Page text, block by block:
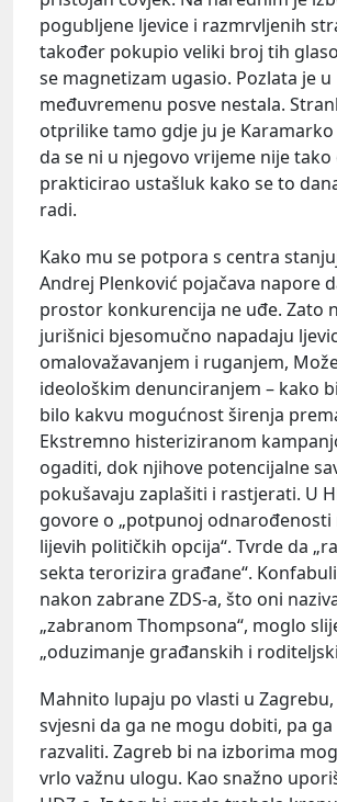
pogubljene ljevice i razmrvljenih
također pokupio veliki broj tih
se magnetizam ugasio. Pozlata je u
međuvremenu posve nestala.
otprilike tamo gdje ju je Karamarko
da se ni u njegovo vrijeme nije
prakticirao ustašluk kako se to
radi.
Kako mu se potpora s centra
Andrej Plenković pojačava napore
prostor konkurencija ne uđe. Zato
jurišnici bjesomučno napadaju
omalovažavanjem i ruganjem,
ideološkim denunciranjem – kako
bilo kakvu mogućnost širenja
Ekstremno histeriziranom
ogaditi, dok njihove potencijalne
pokušavaju zaplašiti i rastjerati. U
govore o „potpunoj odnarođenosti
lijevih političkih opcija“. Tvrde da
sekta terorizira građane“.
nakon zabrane ZDS-a, što oni
„zabranom Thompsona“, moglo
„oduzimanje građanskih i
Mahnito lupaju po vlasti u
svjesni da ga ne mogu dobiti, pa
razvaliti. Zagreb bi na izborima
vrlo važnu ulogu. Kao snažno